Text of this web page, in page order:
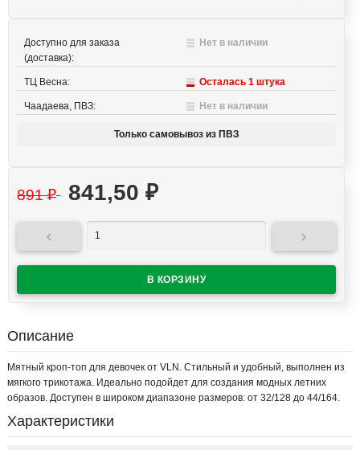
Доступно для заказа
(доставка):
Нет в наличии
ТЦ Весна: Осталась 1 штука
Чаадаева, ПВЗ: Нет в наличии
Только самовывоз из ПВЗ
891₽ 841,50 ₽
 
Описание
Мятный кроп-топ для девочек от VLN. Стильный и удобный, выполнен из
мягкого трикотажа. Идеально подойдет для создания модных летних
образов. Доступен в широком диапазоне размеров: от 32/128 до 44/164.
Характеристики